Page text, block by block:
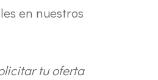
en nuestros
tu oferta